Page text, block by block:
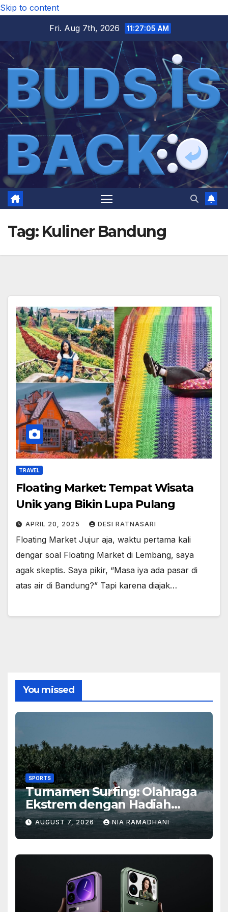
Skip to content
Fri. Aug 7th, 2026
11:27:05 AM
Tag: Kuliner Bandung
TRAVEL
Floating Market: Tempat Wisata
Unik yang Bikin Lupa Pulang
APRIL 20, 2025 DESI RATNASARI
Floating Market Jujur aja, waktu pertama kali
dengar soal Floating Market di Lembang, saya
agak skeptis. Saya pikir, “Masa iya ada pasar di
atas air di Bandung?” Tapi karena diajak…
You missed
SPORTS
Turnamen Surfing: Olahraga
Ekstrem dengan Hadiah
Besar
AUGUST 7, 2026 NIA RAMADHANI